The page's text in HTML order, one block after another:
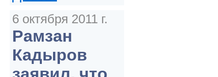
6 октября 2011 г.
Рамзан
Кадыров